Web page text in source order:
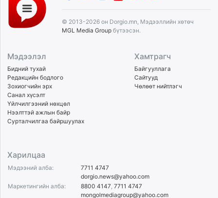
© 2013-2026 он Dorgio.mn, Мэдээллийн хөтөч
MGL Media Group бүтээсэн.
Мэдээлэл
Бидний тухай
Редакцийн бодлого
Зохиогчийн эрх
Санал хүсэлт
Үйлчилгээний нөхцөл
Нээлттэй ажлын байр
Сурталчилгаа байршуулах
Хамтрагч
Байгууллага
Сайтууд
Чөлөөт нийтлэгч
Харилцаа
Мэдээний алба:
7711 4747
dorgio.news@yahoo.com
Маркетингийн алба:
8800 4147 7711 4747
mongolmediagroup@yahoo.com